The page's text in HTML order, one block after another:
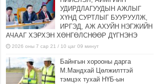
УДИРДЛАГУУДЫН АЖЛЫГ
ХҮНД СУРТЛЫГ БУУРУУЛЖ,
ИРГЭД, АЖ АХУЙН НЭГЖИЙН
АЧААГ ХЭРХЭН ХӨНГӨЛСНӨӨР ДҮГНЭНЭ
2026 оны 7 сар 21 / 10 цаг 09 минут
Байнгын хорооны дарга
М.Мандхай Цөлжилттэй
тэмцэх тухай НҮБ-ын